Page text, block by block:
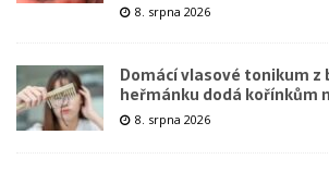
8. srpna 2026
Domácí vlasové tonikum z
heřmánku dodá kořínkům
8. srpna 2026